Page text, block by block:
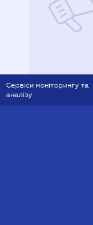
Сервіси моніторингу та
аналізу